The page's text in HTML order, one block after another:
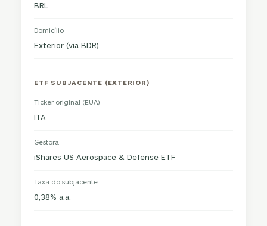
BRL
Domicílio
Exterior (via BDR)
ETF SUBJACENTE (EXTERIOR)
Ticker original (EUA)
ITA
Gestora
iShares US Aerospace & Defense ETF
Taxa do subjacente
0,38% a.a.